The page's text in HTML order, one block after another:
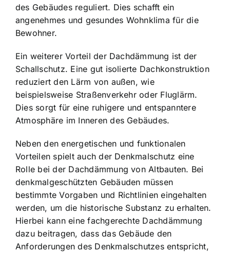
des Gebäudes reguliert. Dies schafft ein
angenehmes und gesundes Wohnklima für die
Bewohner.
Ein weiterer Vorteil der Dachdämmung ist der
Schallschutz. Eine gut isolierte Dachkonstruktion
reduziert den Lärm von außen, wie
beispielsweise Straßenverkehr oder Fluglärm.
Dies sorgt für eine ruhigere und entspanntere
Atmosphäre im Inneren des Gebäudes.
Neben den energetischen und funktionalen
Vorteilen spielt auch der Denkmalschutz eine
Rolle bei der Dachdämmung von Altbauten. Bei
denkmalgeschützten Gebäuden müssen
bestimmte Vorgaben und Richtlinien eingehalten
werden, um die historische Substanz zu erhalten.
Hierbei kann eine fachgerechte Dachdämmung
dazu beitragen, dass das Gebäude den
Anforderungen des Denkmalschutzes entspricht,